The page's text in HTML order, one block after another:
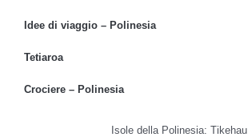
Idee di viaggio – Polinesia
Tetiaroa
Crociere – Polinesia
Isole della Polinesia: Tikehau